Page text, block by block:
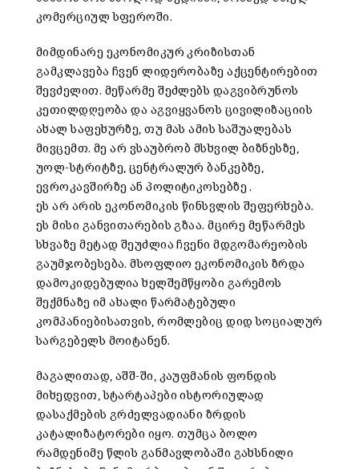
კომერციულ სფეროში.
მიმდინარე ეკონომიკურ კრიზისთან
გამკლავება ჩვენ ლიდერობაზე აქცენტირებით
შევძელით. მეწარმე შეძლებს დაგვიბრუნოს
კეთილდღეობა და აგვიყვანოს ცივილიზაციის
ახალ საფეხურზე, თუ მას ამის საშუალებას
მივცემთ. მე არ ვსაუბრობ მსხვილ ბიზნესზე,
უოლ-სტრიტზე, ცენტრალურ ბანკებზე,
ევროკავშირზე ან პოლიტიკოსებზე .
ეს არ არის ეკონომიკის წინსვლის შეფერხება.
ეს მისი განვითარების გზაა. მცირე მეწარმეს
სხვაზე მეტად შეუძლია ჩვენი მდგომარეობის
გაუმჯობესება. მსოფლიო ეკონომიკის ზრდა
დამოკიდებულია ხელშემწყობი გარემოს
შექმნაზე იმ ახალი წარმატებული
კომპანიებისათვის, რომლებიც დიდ სოციალურ
სარგებელს მოიტანენ.
მაგალითად, აშშ-ში, კაუფმანის ფონდის
მიხედვით, სტარტაპები ისტორიულად
დასაქმების გრძელვადიანი ზრდის
კატალიზატორები იყო. თუმცა ბოლო
რამდენიმე წლის განმავლობაში გახსნილი